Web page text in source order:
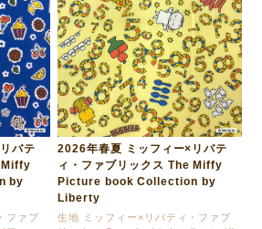
バテ
Miffy
by
ファブ
2026年春夏 ミッフィー×リバテ
ィ・ファブリックス The Miffy
Picture book Collection by
Liberty
生地 ミッフィー×リバティ・ファブ